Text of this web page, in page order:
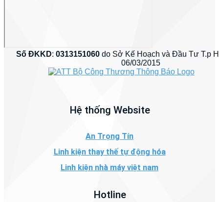
Số ĐKKD:0313151060 do Sở Kế Hoạch và Đầu Tư T.p
06/03/2015
Hệ thống Website
An Trọng Tín
Linh kiện thay thế tự động hóa
Linh kiện nhà máy việt nam
Hotline